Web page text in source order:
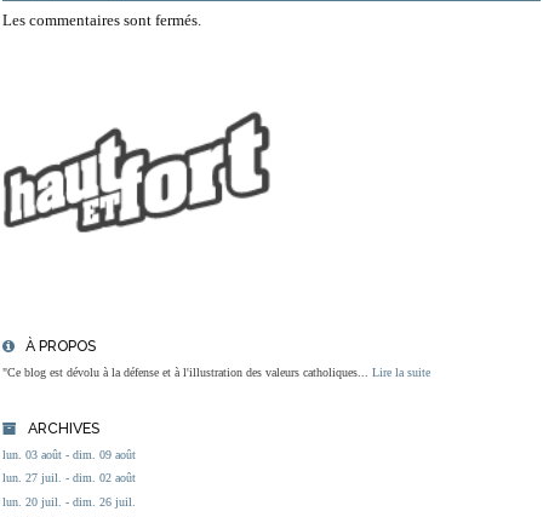
À PROPOS
"Ce blog est dévolu à la défense et à l'illustration des valeurs catholiques... Lire la suite
ARCHIVES
lun. 03 août - dim. 09 août
lun. 27 juil. - dim. 02 août
lun. 20 juil. - dim. 26 juil.
Les commentaires sont fermés.